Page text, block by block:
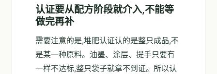
认证要从配方阶段就介入,不能等
做完再补
需要注意的是,堆肥认证认的是整只成品,不
是某一种原料。油墨、涂层、提手只要有
一样不达标,整只袋子就拿不到证。所以认